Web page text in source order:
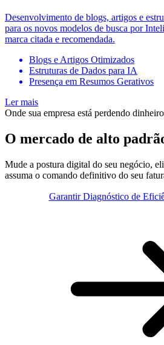
Desenvolvimento de blogs, artigos e
para os novos modelos de busca por
marca citada e recomendada.
Blogs e Artigos Otimizados
Estruturas de Dados para IA
Presença em Resumos Gerativos
Ler mais
Onde sua empresa está perdendo
O mercado de alto
Mude a postura digital do seu negócio,
assuma o comando definitivo do seu
Garantir Diagnóstico de